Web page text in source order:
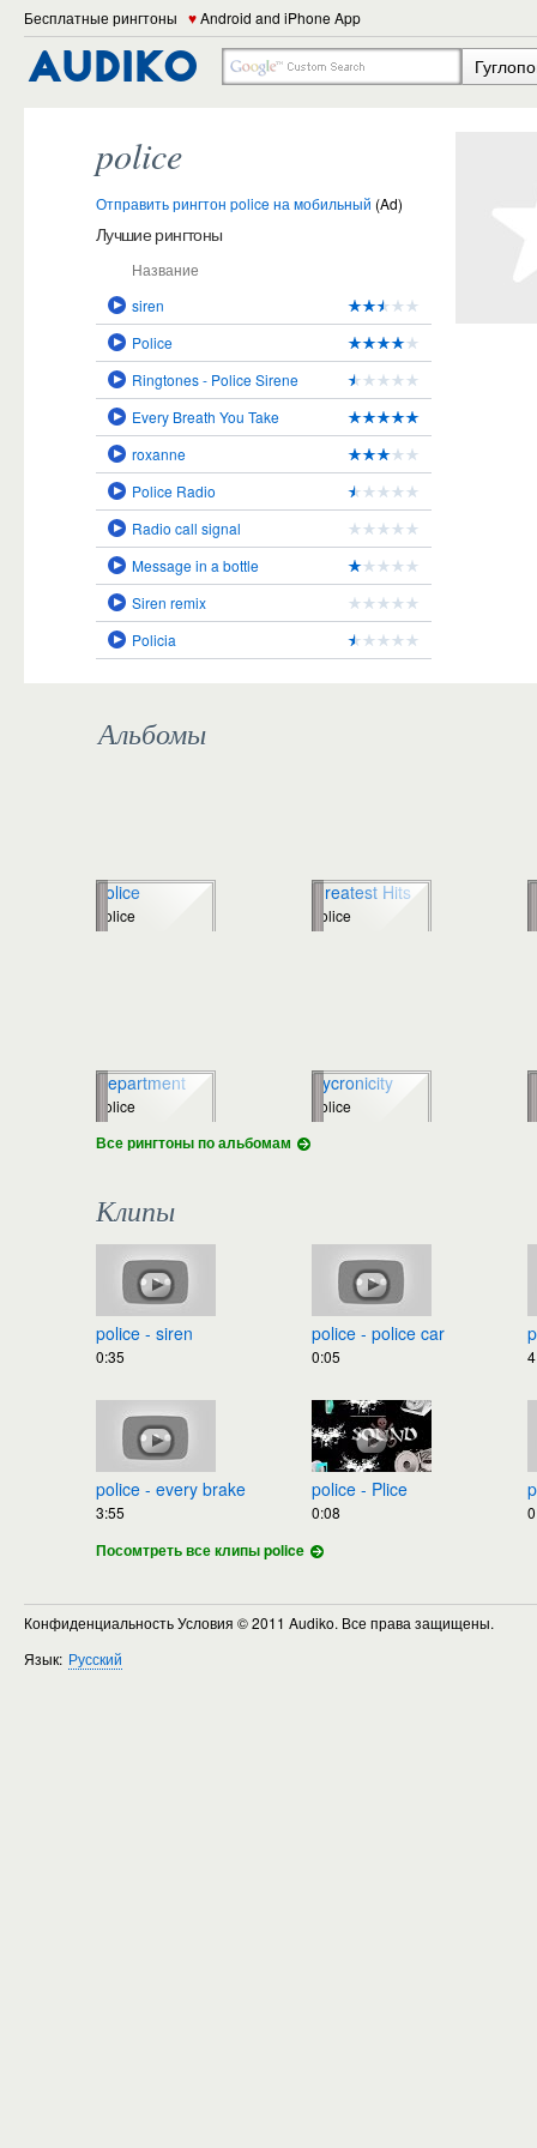
Бесплатные рингтоны ♥Android and iPhone App
police
Отправить рингтон police на мобильный (Ad)
Лучшие рингтоны
Название
siren
Police
Ringtones - Police Sirene
Every Breath You Take
roxanne
Police Radio
Radio call signal
Message in a bottle
Siren remix
Policia
Альбомы
police
police
Greatest Hits
police
Department
police
Sycronicity
police
Все рингтоны по альбомам
Клипы
police - siren
0:35
police - police car
0:05
police - every brake
3:55
police - Plice
0:08
Посомтреть все клипы police
Конфиденциальность Условия © 2011 Audiko. Все права защищены.
Язык: Русский